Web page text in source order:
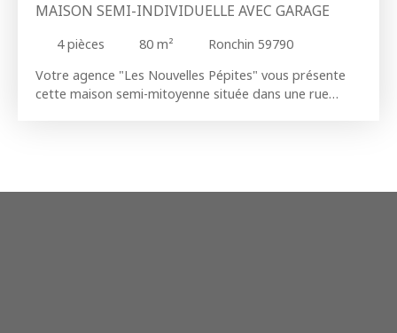
MAISON SEMI-INDIVIDUELLE AVEC GARAGE
4pièces 80 m²
Ronchin 59790
Votre agence "Les Nouvelles Pépites" vous présente
cette maison semi-mitoyenne située dans une rue